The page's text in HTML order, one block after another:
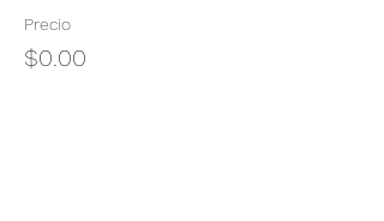
Precio
$0.00